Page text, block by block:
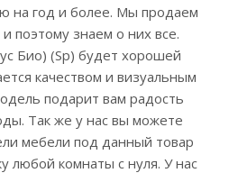
на год и более. Мы продаем
поэтому знаем о них все.
Био) (Sp) будет хорошей
качеством и визуальным
подарит вам радость
Так же у нас вы можете
мебели под данный товар
любой комнаты с нуля. У нас